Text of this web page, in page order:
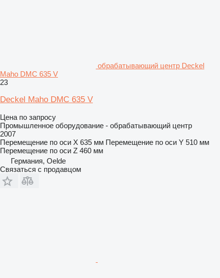
обрабатывающий центр Deckel
Maho DMC 635 V
23
Deckel Maho DMC 635 V
Цена по запросу
Промышленное оборудование - обрабатывающий центр
2007
Перемещение по оси X 635 мм Перемещение по оси Y 510 мм
Перемещение по оси Z 460 мм
Германия, Oelde
Связаться с продавцом